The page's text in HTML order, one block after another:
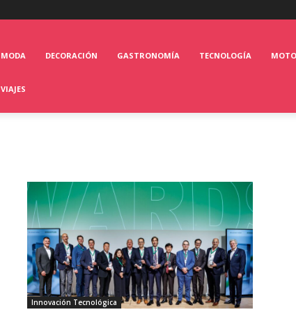
MODA DECORACIÓN GASTRONOMÍA TECNOLOGÍA
VIAJES
Innovación Tecnológica